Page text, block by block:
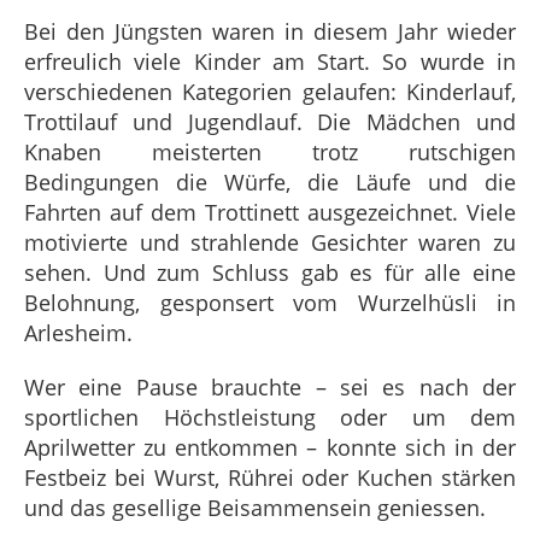
Bei den Jüngsten waren in diesem Jahr wieder
erfreulich viele Kinder am Start. So wurde in
verschiedenen Kategorien gelaufen: Kinderlauf,
Trottilauf und Jugendlauf. Die Mädchen und
Knaben meisterten trotz rutschigen
Bedingungen die Würfe, die Läufe und die
Fahrten auf dem Trottinett ausgezeichnet. Viele
motivierte und strahlende Gesichter waren zu
sehen. Und zum Schluss gab es für alle eine
Belohnung, gesponsert vom Wurzelhüsli in
Arlesheim.
Wer eine Pause brauchte – sei es nach der
sportlichen Höchstleistung oder um dem
Aprilwetter zu entkommen – konnte sich in der
Festbeiz bei Wurst, Rührei oder Kuchen stärken
und das gesellige Beisammensein geniessen.